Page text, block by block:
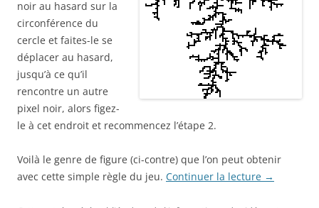
noir au hasard sur la
circonférence du
cercle et faites-le se
déplacer au hasard,
jusqu’à ce qu’il
rencontre un autre
pixel noir, alors figez-
le à cet endroit et recommencez l’étape 2.
Voilà le genre de figure (ci-contre) que l’on peut obtenir
avec cette simple règle du jeu. Continuer la lecture →